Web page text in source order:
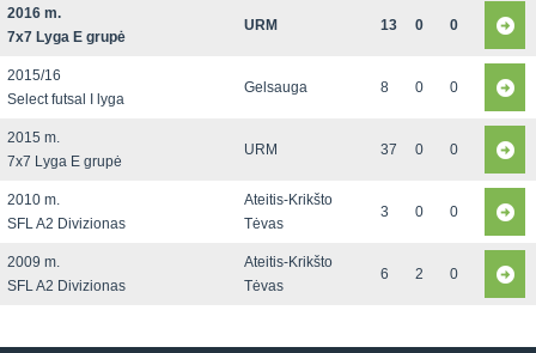
2016 m.
7x7 Lyga E grupė
URM 13 0 0
2015/16
Select futsal I lyga
Gelsauga 8 0 0
2015 m.
7x7 Lyga E grupė
URM 37 0 0
2010 m.
SFL A2 Divizionas
Ateitis-Krikšto
Tėvas
3 0 0
2009 m.
SFL A2 Divizionas
Ateitis-Krikšto
Tėvas
6 2 0